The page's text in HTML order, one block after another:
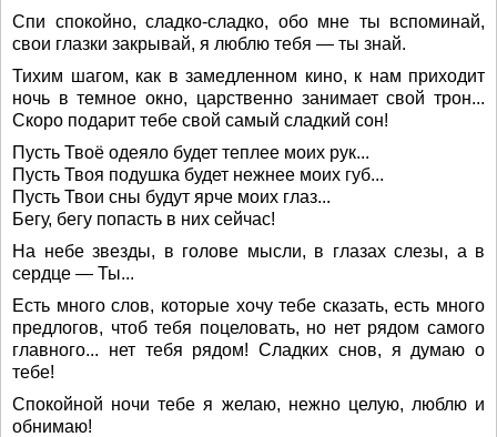
Спи спокойно, сладко-сладко, обо мне ты вспоминай,
свои глазки закрывай, я люблю тебя — ты знай.
Тихим шагом, как в замедленном кино, к нам приходит
ночь в темное окно, царственно занимает свой трон...
Скоро подарит тебе свой самый сладкий сон!
Пусть Твоё одеяло будет теплее моих рук...
Пусть Твоя подушка будет нежнее моих губ...
Пусть Твои сны будут ярче моих глаз...
Бегу, бегу попасть в них сейчас!
На небе звезды, в голове мысли, в глазах слезы, а в
сердце — Ты...
Есть много слов, которые хочу тебе сказать, есть много
предлогов, чтоб тебя поцеловать, но нет рядом самого
главного... нет тебя рядом! Сладких снов, я думаю о
тебе!
Спокойной ночи тебе я желаю, нежно целую, люблю и
обнимаю!